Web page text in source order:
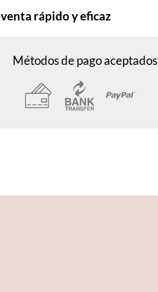
rápido y eficaz
Métodos de pago aceptados